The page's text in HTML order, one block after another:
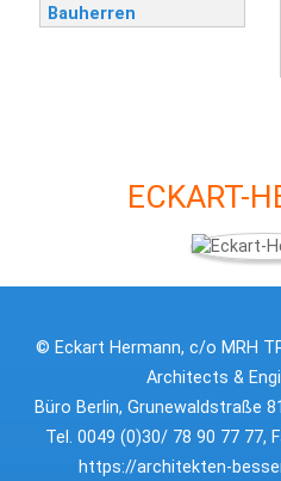
Bauherren
ECKART-
© Eckart Hermann, c/o MRH
Architects &
Büro Berlin, Grunewaldstraße
Tel. 0049 (0)30/ 78 90 77 77,
https://architekten-